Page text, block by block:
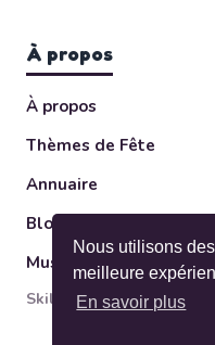
Nous utilisons
meilleure
En savoir plus
À propos
À propos
Thèmes de Fête
Annuaire
Blog
Musée des Invitations
Skileo ltd — Sofia,